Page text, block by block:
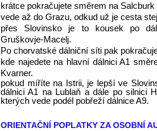
krátce pokračujete směrem na
vede až do Grazu, odkud už je cesta
přes Slovinsko je to kousek po
Gruškovje-Macelj.
Po chorvatské dálniční síti pak
kde najedete na hlavní dálnici A1
Kvarner.
pokud míříte na Istrii, je lepší ve
dálnici A1 na Lublaň a dále po silnici
kterých vede podél pobřeží dálnice A9.
ORIENTAČNÍ POPLATKY ZA OSOBNÍ